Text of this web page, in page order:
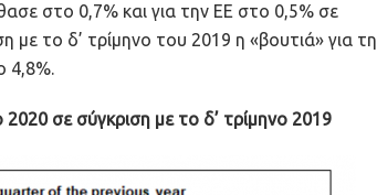
στο 0,7% και για την ΕΕ στο 0,5% σε
με το δ’ τρίμηνο του 2019 η «βουτιά» για τη
4,8%.
σε σύγκριση με το δ’ τρίμηνο 2019